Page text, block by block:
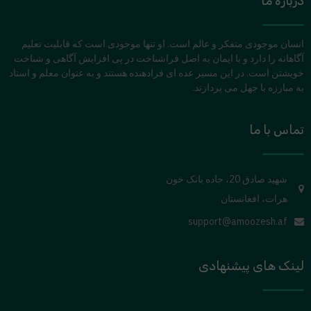
انسان موجودی متفکر و عالم است. او تنها موجودی است که قابلیت تعلیم
آگاهانه را دارد و با ایمان به اصل فراشناخت در پی افزایش آگاهی و شناخت
خویشتن است. در این مسیر عده ای فرادهنده هستند و به عنوان معلم و استاد
به مبارزه با جهل می پردازند.
تماس با ما
شهید صادق 20، جاده بانک خون
هرات، افغانستان
support@amoozesh.af
لینک های پیشنهادی